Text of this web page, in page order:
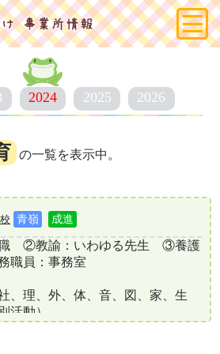
2024 2025 2026
の一覧を表示中。
青嶺 成進
　②教諭：いわゆる先生　③養護
職員：事務室
、理、外、体、音、図、家、生
活動）